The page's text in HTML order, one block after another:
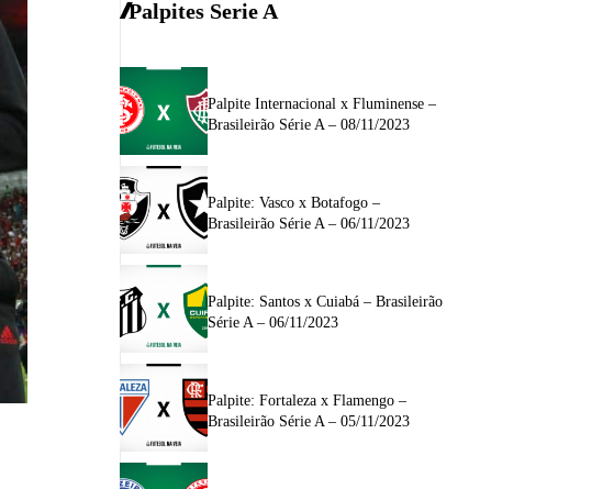
Palpites Serie A
Palpite Internacional x Fluminense –
Brasileirão Série A – 08/11/2023
Palpite: Vasco x Botafogo –
Brasileirão Série A – 06/11/2023
Palpite: Santos x Cuiabá – Brasileirão
Série A – 06/11/2023
Palpite: Fortaleza x Flamengo –
Brasileirão Série A – 05/11/2023